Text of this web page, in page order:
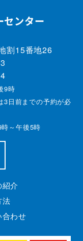
センター
割15番地26
9時
3日前までの予約が必
～午後5時
介
法
合わせ